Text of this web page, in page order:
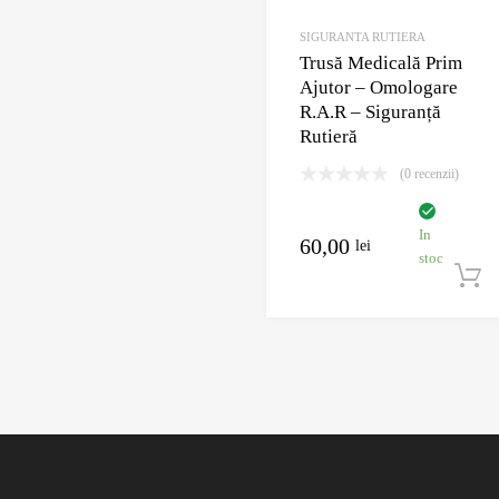
SIGURANTA RUTIERA
Trusă Medicală Prim
Ajutor – Omologare
R.A.R – Siguranță
Rutieră
(0 recenzii)
60,00lei
In
stoc